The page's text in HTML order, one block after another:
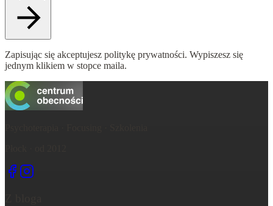
Zapisując się akceptujesz politykę prywatności. Wypiszesz się
jednym klikiem w stopce maila.